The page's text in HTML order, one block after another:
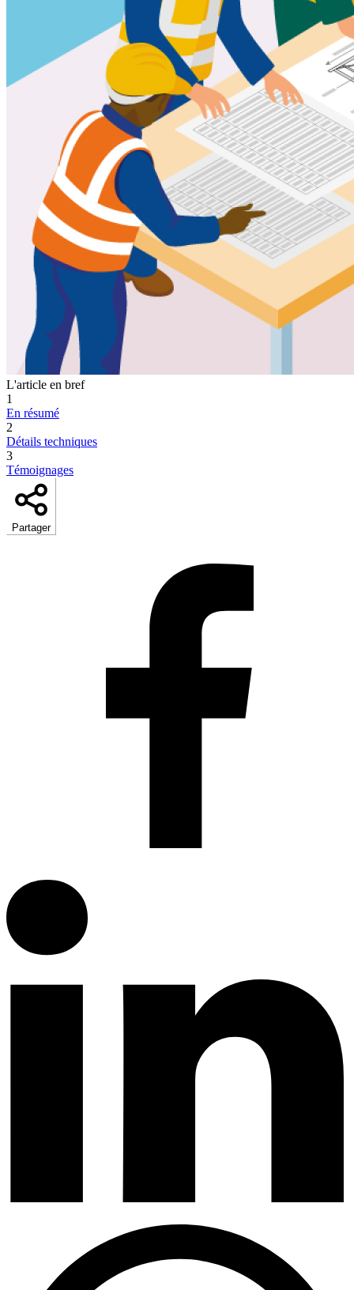
L'article en bref
1
En résumé
2
Détails techniques
3
Témoignages
Partager